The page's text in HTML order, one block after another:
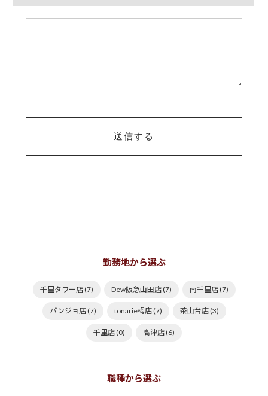
勤務地から選ぶ
千里タワー店 (7) Dew阪急山田店 (7) 南千里店 (7)
パンジョ店 (7) tonarie栂店 (7) 茶山台店 (3)
千里店 (0) 高津店 (6)
職種から選ぶ